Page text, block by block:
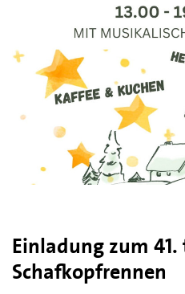
Einladung zum
Schafkopfrennen